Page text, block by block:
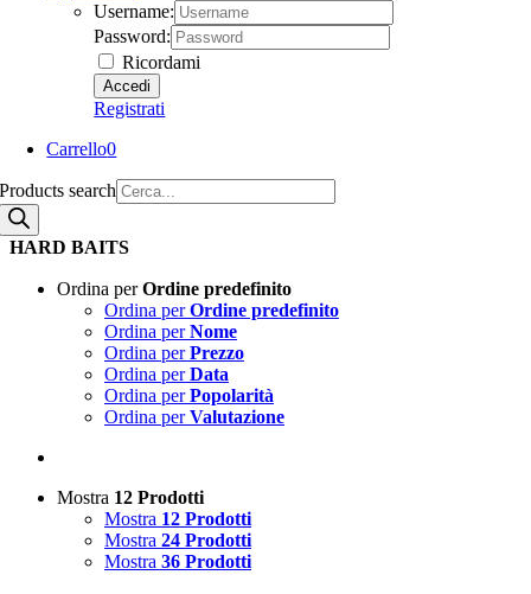
Username:
Password:
Ricordami
Registrati
Carrello0
Products search
HARD BAITS
Ordina perOrdine predefinito
Ordina perOrdine predefinito
Ordina perNome
Ordina perPrezzo
Ordina perData
Ordina perPopolarità
Ordina perValutazione
Mostra 12 Prodotti
Mostra 12 Prodotti
Mostra 24 Prodotti
Mostra 36 Prodotti